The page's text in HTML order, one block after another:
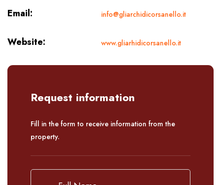
Email: info@gliarchidicorsanello.it
Website: www.gliarhidicorsanello.it
Request information
Fill in the form to receive information from the
property.